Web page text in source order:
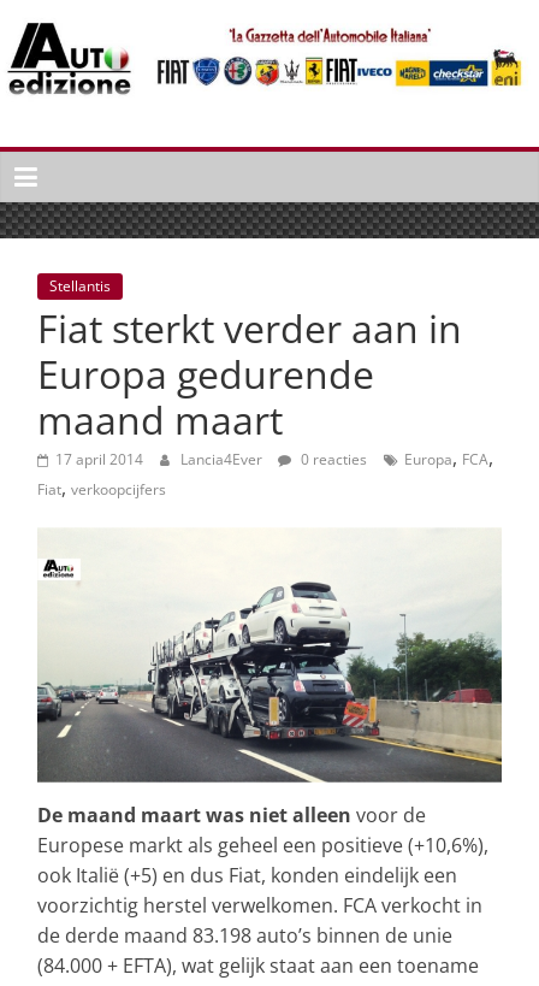
naar
inhoud
Auto
Edizione
La
Gazetta
dell'Automobile
Italiana
Italiaans
autonieuws
lifestyle
Stellantis
Fiat sterkt verder aan in
Europa gedurende
maand maart
17 april 2014 Lancia4Ever 0 reacties Europa, FCA,
Fiat, verkoopcijfers
De maand maart was niet alleen voor de
Europese markt als geheel een positieve (+10,6%),
ook Italië (+5) en dus Fiat, konden eindelijk een
voorzichtig herstel verwelkomen. FCA verkocht in
de derde maand 83.198 auto’s binnen de unie
(84.000 + EFTA), wat gelijk staat aan een toename